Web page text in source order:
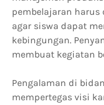
pembelajaran harus
agar siswa dapat
kebingungan.
membuat kegiatan
Pengalaman di
mempertegas visi